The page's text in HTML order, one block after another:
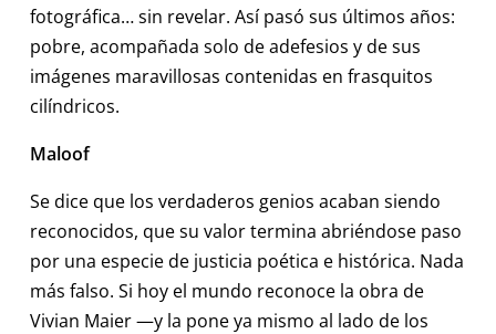
fotográfica… sin revelar. Así pasó sus últimos años:
pobre, acompañada solo de adefesios y de sus
imágenes maravillosas contenidas en frasquitos
cilíndricos.
Maloof
Se dice que los verdaderos genios acaban siendo
reconocidos, que su valor termina abriéndose paso
por una especie de justicia poética e histórica. Nada
más falso. Si hoy el mundo reconoce la obra de
Vivian Maier —y la pone ya mismo al lado de los